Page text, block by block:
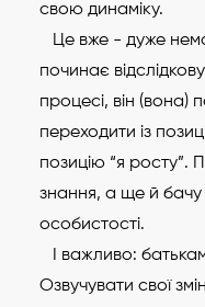
свою динаміку.
Це вже - дуже
починає
процесі, він (вона)
переходити із
позицію “я
знання, а ще й бачу
особистості.
І важливо:
Озвучувати свої